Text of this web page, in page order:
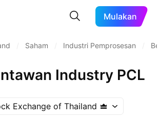
Mulakan
Saham Industri Pemprosesan
Industry PCL
Exchange of Thailand